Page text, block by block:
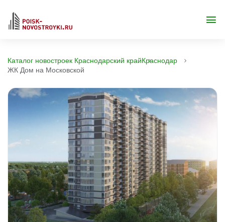
Каталог новостроек Краснодарский крайКраснодар
ЖК Дом на Московской